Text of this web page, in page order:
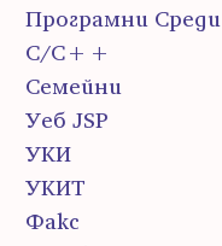
Програмни Среди
С/С++
Семейни
Уеб JSP
УКИ
УКИТ
Факс